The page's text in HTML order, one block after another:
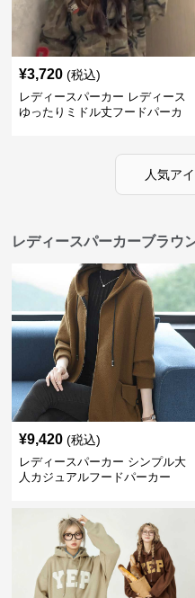
¥3,720 (税込)
レディースパーカー レディース
ゆったりミドル丈フードパーカ
人気ア
レディースパーカーブラウ
¥9,420 (税込)
レディースパーカー シンプル大
人カジュアルフードパーカー